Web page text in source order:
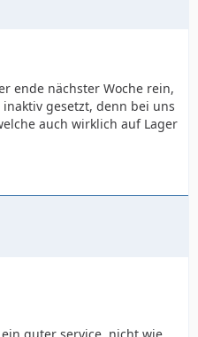
ende nächster Woche rein,
gesetzt, denn bei uns
auch wirklich auf Lager